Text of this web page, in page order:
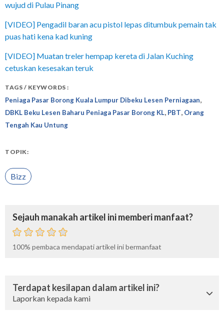
wujud di Pulau Pinang
[VIDEO] Pengadil baran acu pistol lepas ditumbuk pemain tak
puas hati kena kad kuning
[VIDEO] Muatan treler hempap kereta di Jalan Kuching
cetuskan kesesakan teruk
TAGS / KEYWORDS :
Peniaga Pasar Borong Kuala Lumpur Dibeku Lesen Perniagaan,
DBKL Beku Lesen Baharu Peniaga Pasar Borong KL, PBT, Orang
Tengah Kau Untung
TOPIK:
Bizz
Sejauh manakah artikel ini memberi manfaat?
100% pembaca mendapati artikel ini bermanfaat
Terdapat kesilapan dalam artikel ini?
Laporkan kepada kami